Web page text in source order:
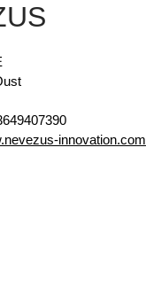
innovation.com